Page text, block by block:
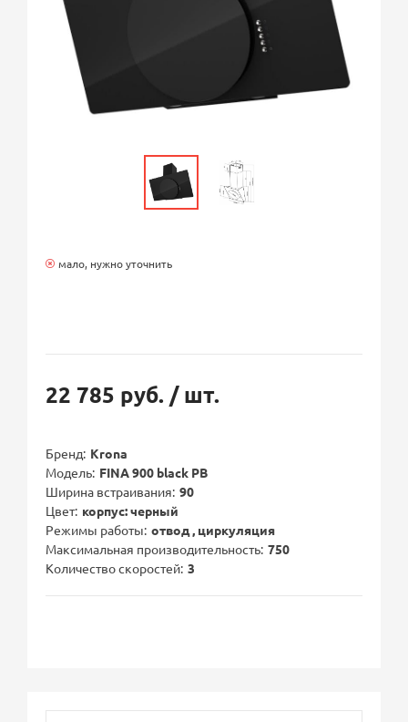
мало, нужно уточнить
22 785 руб. / шт.
Бренд Krona
Модель FINA 900 black PB
Ширина встраивания 90
Цвет корпус: черный
Режимы работы отвод , циркуляция
Максимальная производительность 750
Количество скоростей 3